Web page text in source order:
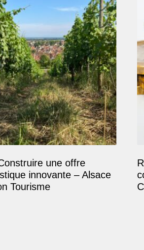
une offre
innovante – Alsace
Tourisme